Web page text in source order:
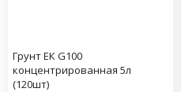
Грунт ЕК G100
концентрированная 5л
(120шт)